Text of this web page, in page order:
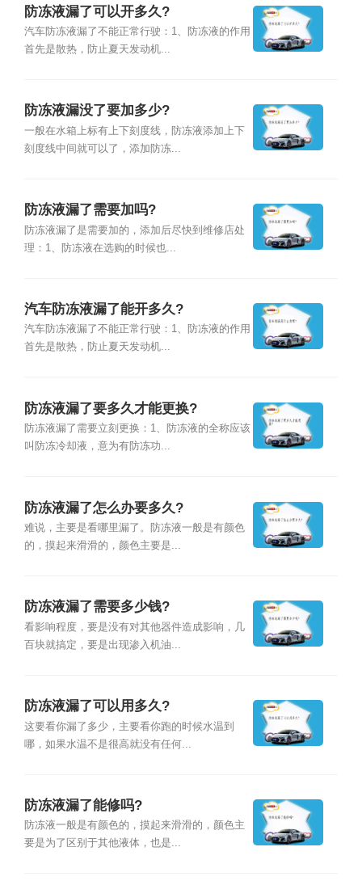
防冻液漏了可以开多久?
汽车防冻液漏了不能正常行驶：1、防冻液的作用
首先是散热，防止夏天发动机...
防冻液漏没了要加多少?
一般在水箱上标有上下刻度线，防冻液添加上下
刻度线中间就可以了，添加防冻...
防冻液漏了需要加吗?
防冻液漏了是需要加的，添加后尽快到维修店处
理：1、防冻液在选购的时候也...
汽车防冻液漏了能开多久?
汽车防冻液漏了不能正常行驶：1、防冻液的作用
首先是散热，防止夏天发动机...
防冻液漏了要多久才能更换?
防冻液漏了需要立刻更换：1、防冻液的全称应该
叫防冻冷却液，意为有防冻功...
防冻液漏了怎么办要多久?
难说，主要是看哪里漏了。防冻液一般是有颜色
的，摸起来滑滑的，颜色主要是...
防冻液漏了需要多少钱?
看影响程度，要是没有对其他器件造成影响，几
百块就搞定，要是出现渗入机油...
防冻液漏了可以用多久?
这要看你漏了多少，主要看你跑的时候水温到
哪，如果水温不是很高就没有任何...
防冻液漏了能修吗?
防冻液一般是有颜色的，摸起来滑滑的，颜色主
要是为了区别于其他液体，也是...